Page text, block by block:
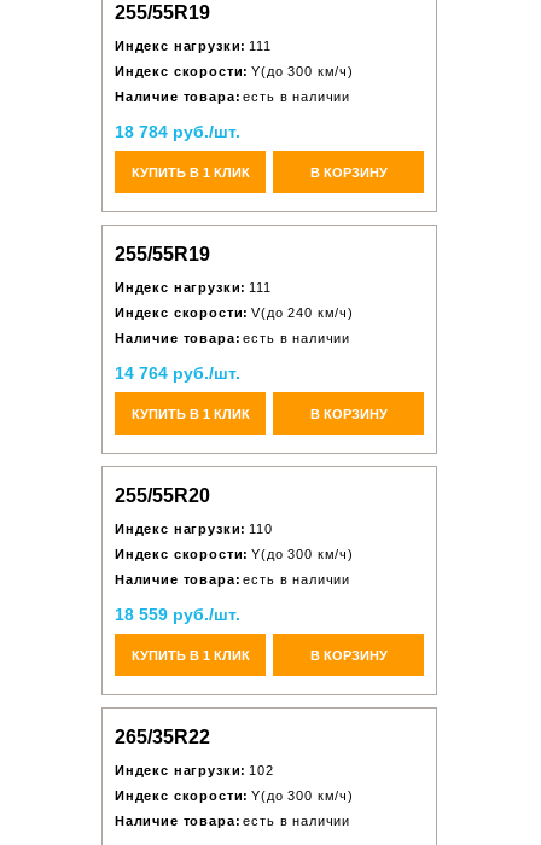
255/55R19
Индекс нагрузки: 111
Индекс скорости: Y(до 300 км/ч)
Наличие товара: есть в наличии
18 784 руб./шт.
КУПИТЬ В 1 КЛИК В КОРЗИНУ
255/55R19
Индекс нагрузки: 111
Индекс скорости: V(до 240 км/ч)
Наличие товара: есть в наличии
14 764 руб./шт.
КУПИТЬ В 1 КЛИК В КОРЗИНУ
255/55R20
Индекс нагрузки: 110
Индекс скорости: Y(до 300 км/ч)
Наличие товара: есть в наличии
18 559 руб./шт.
КУПИТЬ В 1 КЛИК В КОРЗИНУ
265/35R22
Индекс нагрузки: 102
Индекс скорости: Y(до 300 км/ч)
Наличие товара: есть в наличии